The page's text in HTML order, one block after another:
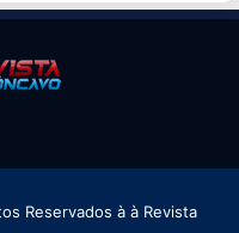
Reservados à à Revista